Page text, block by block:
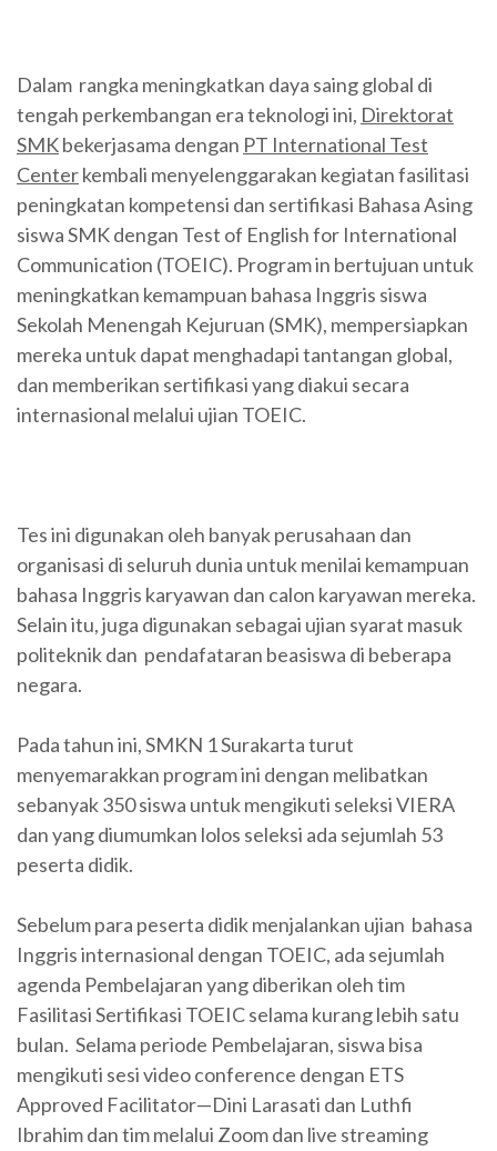
Dalam rangka meningkatkan daya saing global di
tengah perkembangan era teknologi ini, Direktorat
SMKbekerjasama dengan PT International Test
Centerkembali menyelenggarakan kegiatan fasilitasi
peningkatan kompetensi dan sertifikasi Bahasa Asing
siswa SMK dengan Test of English for International
Communication (TOEIC). Program in bertujuan untuk
meningkatkan kemampuan bahasa Inggris siswa
Sekolah Menengah Kejuruan (SMK), mempersiapkan
mereka untuk dapat menghadapi tantangan global,
dan memberikan sertifikasi yang diakui secara
internasional melalui ujian TOEIC.
Tes ini digunakan oleh banyak perusahaan dan
organisasi di seluruh dunia untuk menilai kemampuan
bahasa Inggris karyawan dan calon karyawan mereka.
Selain itu, juga digunakan sebagai ujian syarat masuk
politeknik dan pendafataran beasiswa di beberapa
negara.
Pada tahun ini, SMKN 1 Surakarta turut
menyemarakkan program ini dengan melibatkan
sebanyak 350 siswa untuk mengikuti seleksi VIERA
dan yang diumumkan lolos seleksi ada sejumlah 53
peserta didik.
Sebelum para peserta didik menjalankan ujian bahasa
Inggris internasional dengan TOEIC, ada sejumlah
agenda Pembelajaran yang diberikan oleh tim
Fasilitasi Sertifikasi TOEIC selama kurang lebih satu
bulan. Selama periode Pembelajaran, siswa bisa
mengikuti sesi video conference dengan ETS
Approved Facilitator—Dini Larasati dan Luthfi
Ibrahim dan tim melalui Zoom dan live streaming